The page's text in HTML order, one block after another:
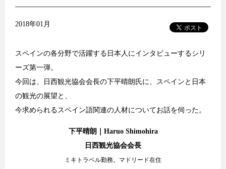
2018年01月
スペインの各分野で活躍する日本人にインタビューするシリ
ーズ第一弾。
今回は、日西観光協会会長の下平晴朗氏に、スペインと日本
の観光の展望と、
今求められるスペイン語関連の人材についてお話を伺った。
下平晴朗｜Haruo Shimohira
日西観光協会会長
ミキトラベル勤務。マドリード在住